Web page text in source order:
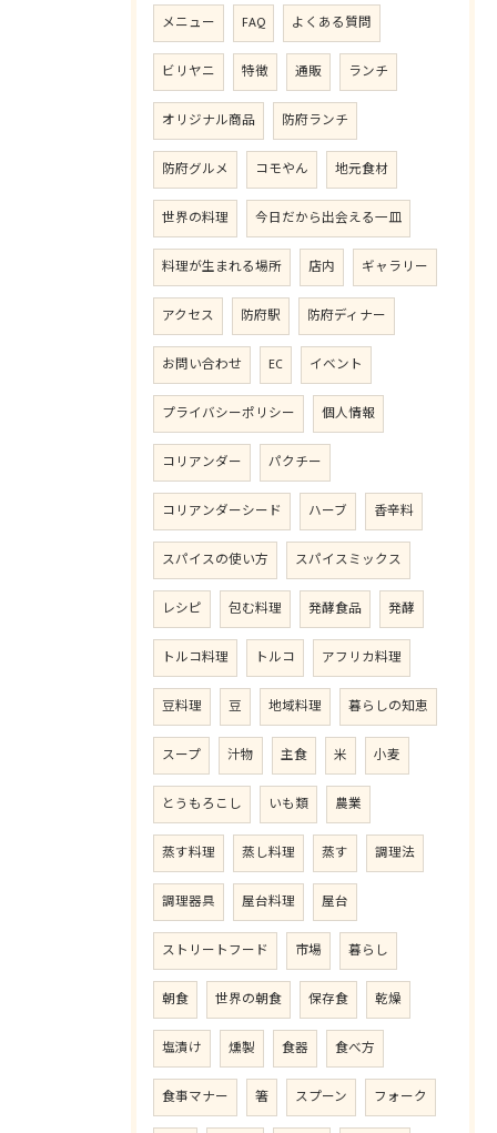
メニュー FAQ よくある質問
ビリヤニ 特徴 通販 ランチ
オリジナル商品 防府ランチ
防府グルメ コモやん 地元食材
世界の料理 今日だから出会える一皿
料理が生まれる場所 店内 ギャラリー
アクセス 防府駅 防府ディナー
お問い合わせ EC イベント
プライバシーポリシー 個人情報
コリアンダー パクチー
コリアンダーシード ハーブ 香辛料
スパイスの使い方 スパイスミックス
レシピ 包む料理 発酵食品 発酵
トルコ料理 トルコ アフリカ料理
豆料理 豆 地域料理 暮らしの知恵
スープ 汁物 主食 米 小麦
とうもろこし いも類 農業
蒸す料理 蒸し料理 蒸す 調理法
調理器具 屋台料理 屋台
ストリートフード 市場 暮らし
朝食 世界の朝食 保存食 乾燥
塩漬け 燻製 食器 食べ方
食事マナー 箸 スプーン フォーク